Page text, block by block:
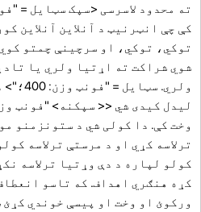
ته محدود لاسرسی
کې چې انټرنیټ د آنلاین آنلاین
توکي، توکي، او سرچینې چمتو
شوي شراکت ته اړتیا ولري یا
ولري.
لیدل کیدی شي
وخت کې. دا کولی شي د ستونزمنو
ترلاسه کړي او د مرستې ترلاسه
کولو لپاره د دې وړتیا ترلاسه
کړه هنګري اهداف. که تاسو
ورکوئ او وخت او پیسې خوندي